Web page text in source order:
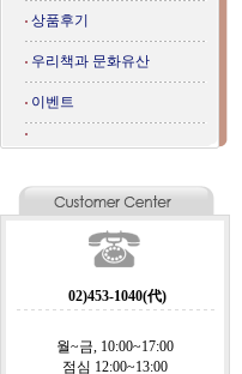
상품후기
우리책과 문화유산
이벤트
02)453-1040(代)
월~금, 10:00~17:00
점심 12:00~13:00